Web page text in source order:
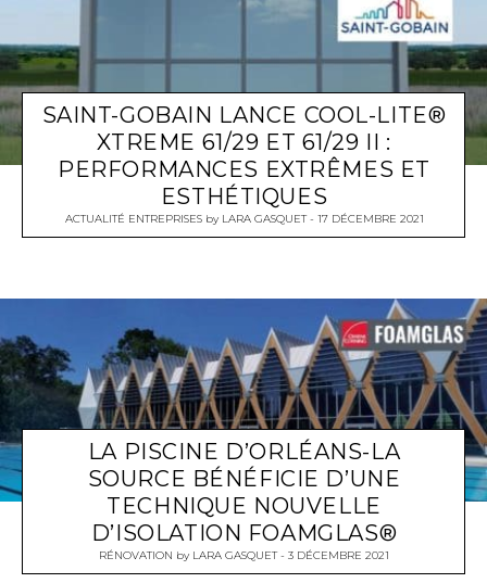
SAINT-GOBAIN LANCE COOL-LITE®
XTREME 61/29 ET 61/29 II :
PERFORMANCES EXTRÊMES ET
ESTHÉTIQUES
ACTUALITÉ ENTREPRISESby LARA GASQUET 17 DÉCEMBRE 2021
LA PISCINE D’ORLÉANS-LA
SOURCE BÉNÉFICIE D’UNE
TECHNIQUE NOUVELLE
D’ISOLATION FOAMGLAS®
RÉNOVATION by LARA GASQUET 3 DÉCEMBRE 2021